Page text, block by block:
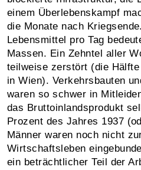
einem Überlebenskampf
die Monate nach
Lebensmittel pro Tag
Massen. Ein Zehntel aller
teilweise zerstört (die
in Wien). Verkehrsbauten
waren so schwer in
das Bruttoinlandsprodukt
Prozent des Jahres 1937
Männer waren noch nicht
Wirtschaftsleben
ein beträchtlicher Teil der